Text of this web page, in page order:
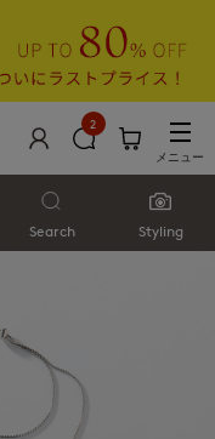
2
メニュー
Search Styling